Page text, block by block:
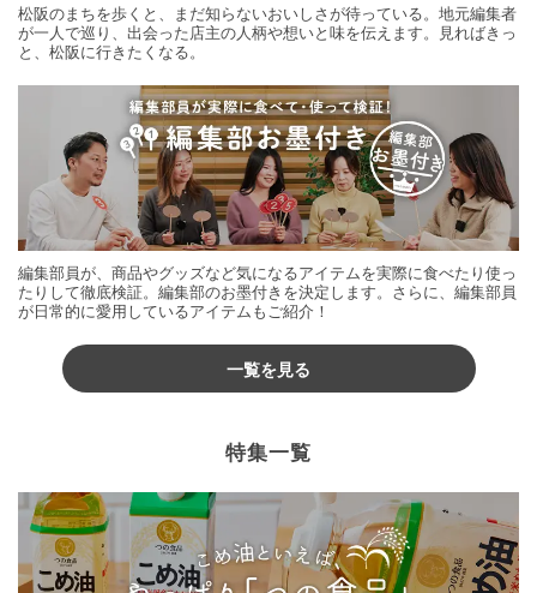
松阪のまちを歩くと、まだ知らないおいしさが待っている。地元編集者
が一人で巡り、出会った店主の人柄や想いと味を伝えます。見ればきっ
と、松阪に行きたくなる。
編集部員が、商品やグッズなど気になるアイテムを実際に食べたり使っ
たりして徹底検証。編集部のお墨付きを決定します。さらに、編集部員
が日常的に愛用しているアイテムもご紹介！
一覧を見る
特集一覧